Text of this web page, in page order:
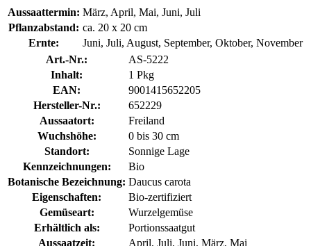
Aussaattermin: März, April, Mai, Juni, Juli
Pflanzabstand: ca. 20 x 20 cm
Ernte:
Juni, Juli, August, September, Oktober, November
Art.-Nr.:
AS-5222
Inhalt:
1 Pkg
EAN:
9001415652205
Hersteller-Nr.:
652229
Aussaatort:
Freiland
Wuchshöhe:
0 bis 30 cm
Standort:
Sonnige Lage
Kennzeichnungen:
Bio
Botanische Bezeichnung: Daucus carota
Eigenschaften:
Bio-zertifiziert
Gemüseart:
Wurzelgemüse
Erhältlich als:
Portionssaatgut
Aussaatzeit:
April, Juli, Juni, März, Mai